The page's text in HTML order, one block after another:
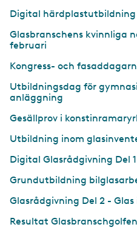
Digital härdplastutbildning
Glasbranschens kvinnliga
februari
Kongress- och
Utbildningsdag för
anläggning
Gesällprov i
Utbildning inom
Digital Glasrådgivning Del
Grundutbildning
Glasrådgivning Del 2 -
Resultat